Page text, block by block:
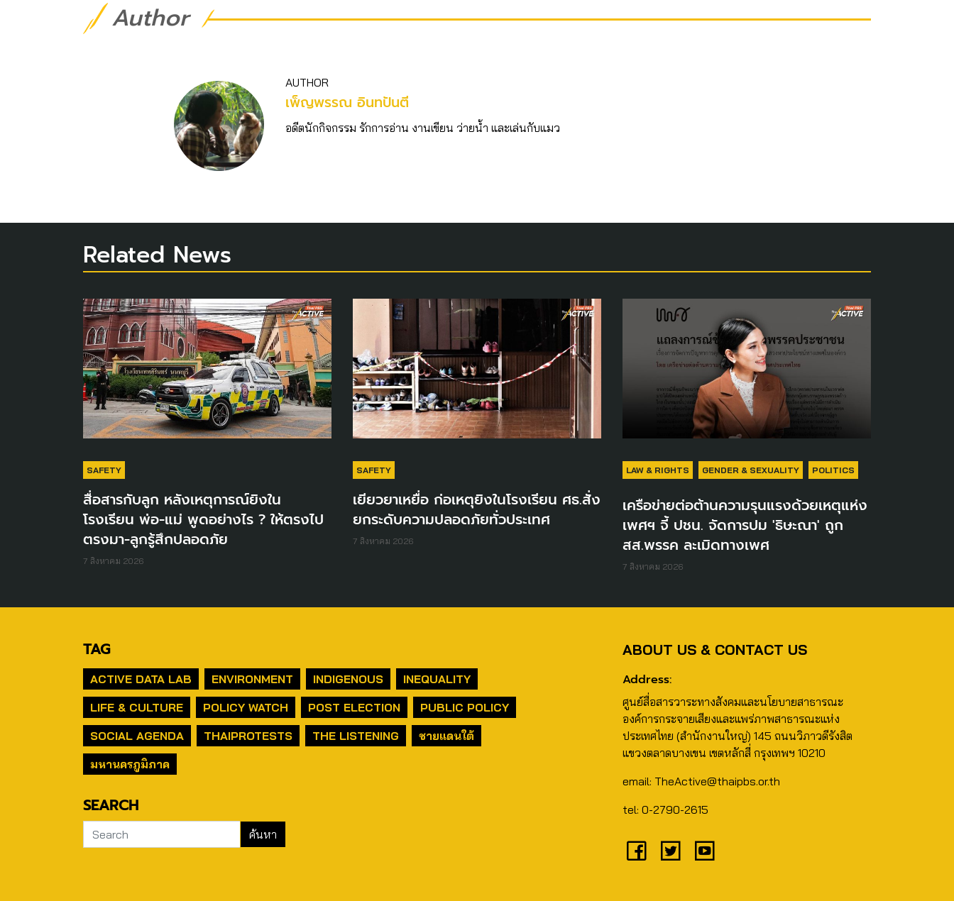
Author
AUTHOR
เพ็ญพรรณ อินทปันตี
อดีตนักกิจกรรม รักการอ่าน งานเขียน ว่ายน้ำ และเล่นกับแมว
Related News
SAFETY
สื่อสารกับลูก หลังเหตุการณ์ยิงใน
โรงเรียน พ่อ-แม่ พูดอย่างไร ? ให้ตรงไป
ตรงมา-ลูกรู้สึกปลอดภัย
7 สิงหาคม 2026
SAFETY
เยียวยาเหยื่อ ก่อเหตุยิงในโรงเรียน ศธ.สั่ง
ยกระดับความปลอดภัยทั่วประเทศ
7 สิงหาคม 2026
LAW & RIGHTS GENDER & SEXUALITY POLITICS
เครือข่ายต่อต้านความรุนแรงด้วยเหตุแห่ง
เพศฯ จี้ ปชน. จัดการปม 'ธิษะณา' ถูก
สส.พรรค ละเมิดทางเพศ
7 สิงหาคม 2026
TAG
ACTIVE DATA LAB ENVIRONMENT INDIGENOUS
INEQUALITY
LIFE & CULTURE
POLICY WATCH POST ELECTION
PUBLIC POLICY
SOCIAL AGENDA
THAIPROTESTS THE LISTENING
ชายแดนใต้
มหานครภูมิภาค
SEARCH
ABOUT US & CONTACT US
Address:
ศูนย์สื่อสารวาระทางสังคมและนโยบายสาธารณะ
องค์การกระจายเสียงและแพร่ภาพสาธารณะแห่ง
ประเทศไทย (สำนักงานใหญ่) 145 ถนนวิภาวดีรังสิต
แขวงตลาดบางเขน เขตหลักสี่ กรุงเทพฯ 10210
email: TheActive@thaipbs.or.th
tel: 0-2790-2615